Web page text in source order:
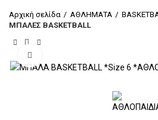
Αρχική σελίδα ΑΘΛΗΜΑΤΑ
ΜΠΑΛΕΣ BASKETBALL